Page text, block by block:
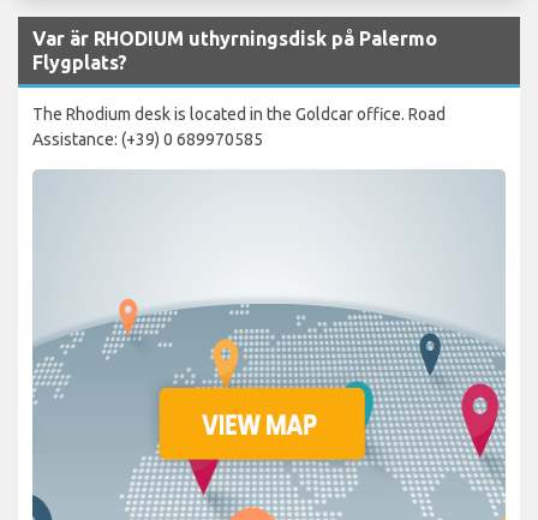
Var är RHODIUM uthyrningsdisk på Palermo
Flygplats?
The Rhodium desk is located in the Goldcar office. Road
Assistance: (+39) 0 689970585